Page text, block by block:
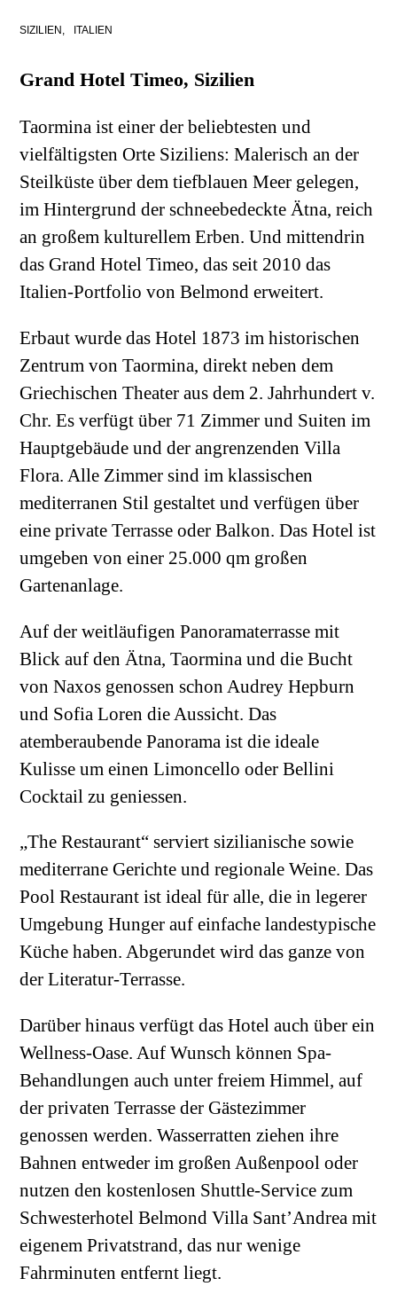
SIZILIEN, ITALIEN
Grand Hotel Timeo, Sizilien
Taormina ist einer der beliebtesten und
vielfältigsten Orte Siziliens: Malerisch an der
Steilküste über dem tiefblauen Meer gelegen,
im Hintergrund der schneebedeckte Ätna, reich
an großem kulturellem Erben. Und mittendrin
das Grand Hotel Timeo, das seit 2010 das
Italien-Portfolio von Belmond erweitert.
Erbaut wurde das Hotel 1873 im historischen
Zentrum von Taormina, direkt neben dem
Griechischen Theater aus dem 2. Jahrhundert v.
Chr. Es verfügt über 71 Zimmer und Suiten im
Hauptgebäude und der angrenzenden Villa
Flora. Alle Zimmer sind im klassischen
mediterranen Stil gestaltet und verfügen über
eine private Terrasse oder Balkon. Das Hotel ist
umgeben von einer 25.000 qm großen
Gartenanlage.
Auf der weitläufigen Panoramaterrasse mit
Blick auf den Ätna, Taormina und die Bucht
von Naxos genossen schon Audrey Hepburn
und Sofia Loren die Aussicht. Das
atemberaubende Panorama ist die ideale
Kulisse um einen Limoncello oder Bellini
Cocktail zu geniessen.
„The Restaurant“ serviert sizilianische sowie
mediterrane Gerichte und regionale Weine. Das
Pool Restaurant ist ideal für alle, die in legerer
Umgebung Hunger auf einfache landestypische
Küche haben. Abgerundet wird das ganze von
der Literatur-Terrasse.
Darüber hinaus verfügt das Hotel auch über ein
Wellness-Oase. Auf Wunsch können Spa-
Behandlungen auch unter freiem Himmel, auf
der privaten Terrasse der Gästezimmer
genossen werden. Wasserratten ziehen ihre
Bahnen entweder im großen Außenpool oder
nutzen den kostenlosen Shuttle-Service zum
Schwesterhotel Belmond Villa Sant’Andrea mit
eigenem Privatstrand, das nur wenige
Fahrminuten entfernt liegt.